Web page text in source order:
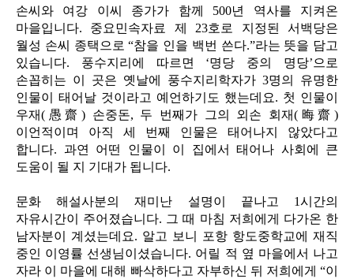
손씨와 여강 이씨 종가가 함께 500년 역사를 지켜온
마을입니다. 중요민속자료 제 23호로 지정된 서백당은
월성 손씨 종택으로 “참을 인을 백번 쓴다.”라는 뜻을 담고
있습니다. 풍수지리에 따르면 ‘명당 중의 명당’으로
손꼽히는 이 곳은 옛날에 풍수지리학자가 3명의 유명한
인물이 태어날 것이라고 예언하기도 했는데요. 첫 인물이
우재(愚齋) 손중돈, 두 번째가 그의 외손 회재(晦齋)
이언적이며 아직 세 번째 인물은 태어나지 않았다고
합니다. 과연 어떤 인물이 이 집에서 태어나 사회에 큰
도움이 될 지 기대가 됩니다.
문화 해설사분의 재미난 설명이 끝나고 1시간의
자유시간이 주어졌습니다. 그 때 마침 저희에게 다가온 한
남자분이 계셨는데요. 알고 보니 포항 항도중학교에 재직
중인 이영률 선생님이셨습니다. 어릴 적 옆 마을에서 나고
자라 이 마을에 대해 빠삭하다고 자부하신 뒤 저희에게 “이